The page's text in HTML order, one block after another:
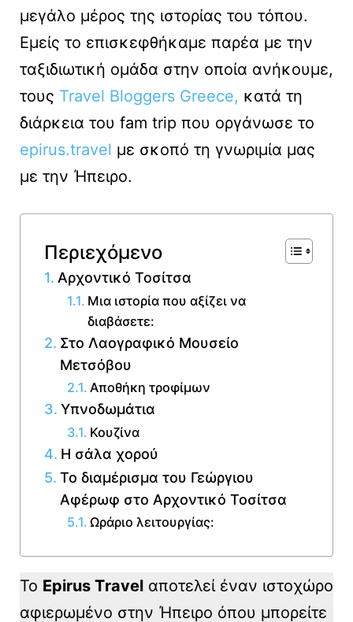
μεγάλο μέρος της ιστορίας του τόπου.
Εμείς το επισκεφθήκαμε παρέα με την
ταξιδιωτική ομάδα στην οποία ανήκουμε,
τους Travel Bloggers Greece, κατά τη
διάρκεια του fam trip που οργάνωσε το
epirus.travel με σκοπό τη γνωριμία μας
με την Ήπειρο.
Περιεχόμενο
Αρχοντικό Τοσίτσα
Μια ιστορία που αξίζει να
διαβάσετε:
Στο Λαογραφικό Μουσείο
Μετσόβου
Αποθήκη τροφίμων
Υπνοδωμάτια
Κουζίνα
Η σάλα χορού
Το διαμέρισμα του Γεώργιου
Αφέρωφ στο Αρχοντικό Τοσίτσα
Ωράριο λειτουργίας:
Το Epirus Τravel αποτελεί έναν ιστοχώρο
αφιερωμένο στην Ήπειρο όπου μπορείτε